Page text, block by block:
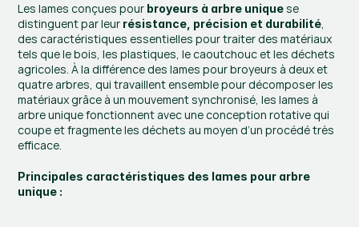
Les lames conçues pour broyeurs à arbre unique se
distinguent par leur résistance, précision et durabilité,
des caractéristiques essentielles pour traiter des matériaux
tels que le bois, les plastiques, le caoutchouc et les déchets
agricoles. À la différence des lames pour broyeurs à deux et
quatre arbres, qui travaillent ensemble pour décomposer les
matériaux grâce à un mouvement synchronisé, les lames à
arbre unique fonctionnent avec une conception rotative qui
coupe et fragmente les déchets au moyen d’un procédé très
efficace.
Principales caractéristiques des lames pour arbre
unique :